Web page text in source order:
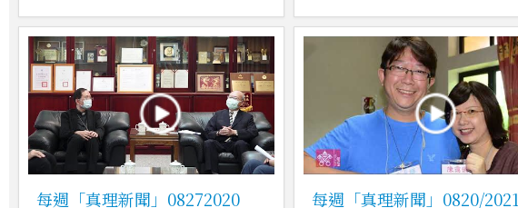
每週「真理新聞」08272020 每週「真理新聞」0820/2021